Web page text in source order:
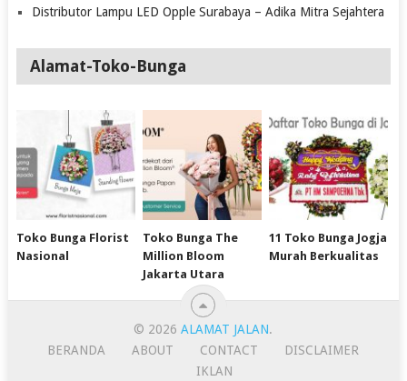
Distributor Lampu LED Opple Surabaya – Adika Mitra Sejahtera
Alamat-Toko-Bunga
Toko Bunga Florist
Nasional
Toko Bunga The
Million Bloom
Jakarta Utara
11 Toko Bunga Jogja
Murah Berkualitas
© 2026ALAMAT JALAN.
BERANDA
ABOUT CONTACT
DISCLAIMER
IKLAN